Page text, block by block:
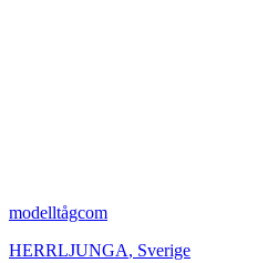
modelltågcom
HERRLJUNGA, Sverige